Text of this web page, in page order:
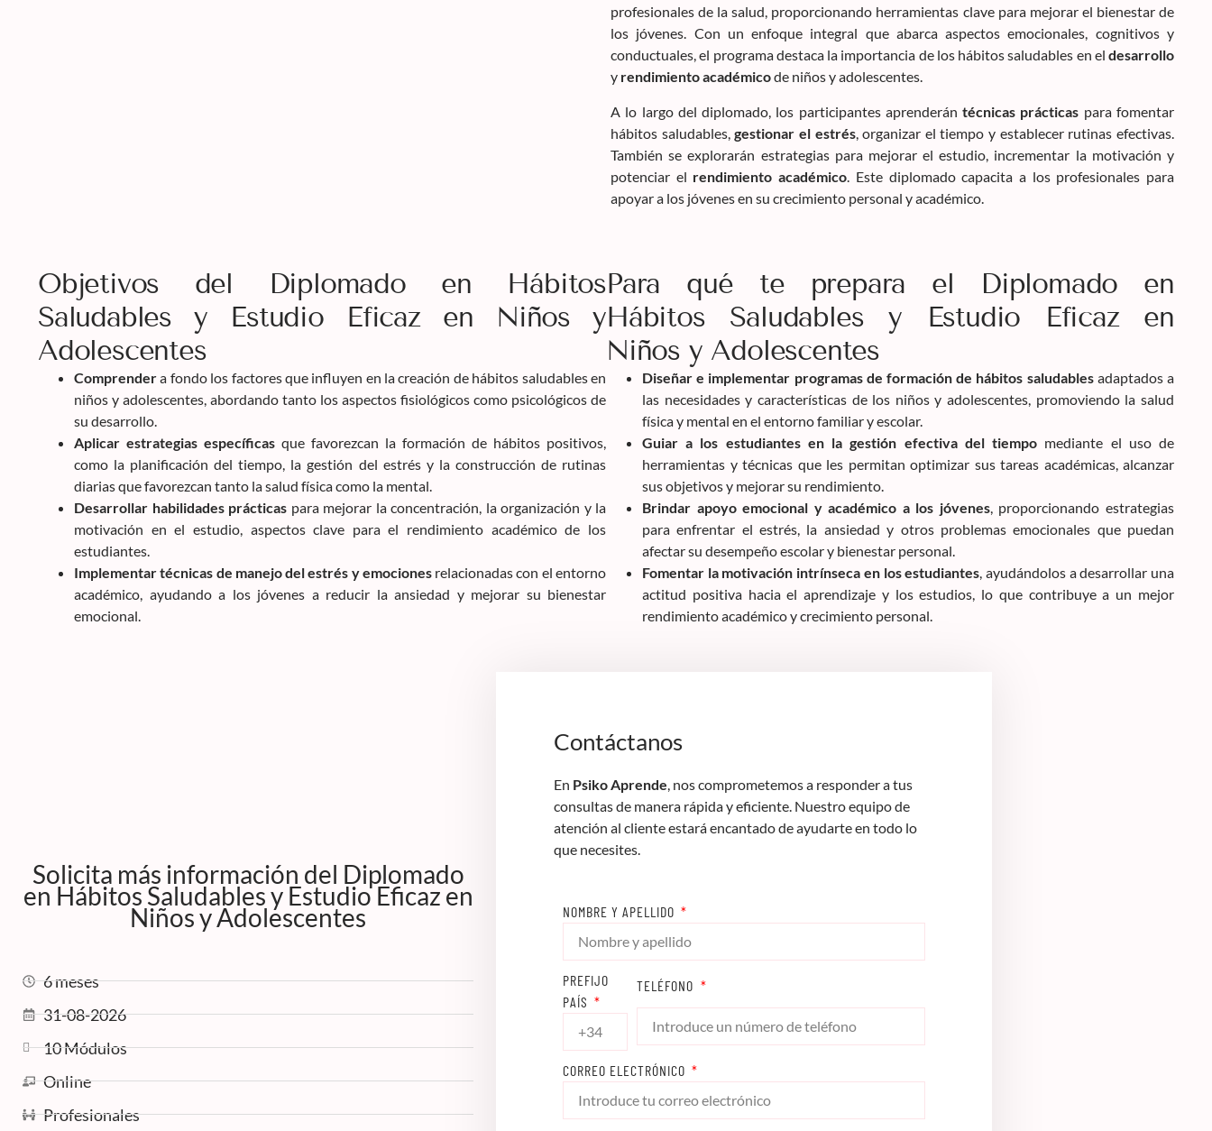
profesionales de la salud, proporcionando herramientas clave para mejorar el bienestar de
los jóvenes. Con un enfoque integral que abarca aspectos emocionales, cognitivos y
conductuales, el programa destaca la importancia de los hábitos saludables en el desarrollo
y rendimiento académicode niños y adolescentes.
A lo largo del diplomado, los participantes aprenderántécnicas prácticas para fomentar
hábitos saludables,gestionar el estrés, organizar el tiempo y establecer rutinas efectivas.
También se explorarán estrategias para mejorar el estudio, incrementar la motivación y
potenciar el rendimiento académico . Este diplomado capacita a los profesionales para
apoyar a los jóvenes en su crecimiento personal y académico.
Objetivos del Diplomado en Hábitos
Saludables y Estudio Eficaz en Niños y
Adolescentes
Comprendera fondo los factores que influyen en la creación de hábitos saludables en
niños y adolescentes, abordando tanto los aspectos fisiológicos como psicológicos de
su desarrollo.
Aplicar estrategias específicas que favorezcan la formación de hábitos positivos,
como la planificación del tiempo, la gestión del estrés y la construcción de rutinas
diarias que favorezcan tanto la salud física como la mental.
Desarrollar habilidades prácticas para mejorar la concentración, la organización y la
motivación en el estudio, aspectos clave para el rendimiento académico de los
estudiantes.
Implementar técnicas de manejo del estrés y emocionesrelacionadas con el entorno
académico, ayudando a los jóvenes a reducir la ansiedad y mejorar su bienestar
emocional.
Para qué te prepara el Diplomado en
Hábitos Saludables y Estudio Eficaz en
Niños y Adolescentes
Diseñar e implementar programas de formación de hábitos saludablesadaptados a
las necesidades y características de los niños y adolescentes, promoviendo la salud
física y mental en el entorno familiar y escolar.
Guiar a los estudiantes en la gestión efectiva del tiempo mediante el uso de
herramientas y técnicas que les permitan optimizar sus tareas académicas, alcanzar
sus objetivos y mejorar su rendimiento.
Brindar apoyo emocional y académico a los jóvenes, proporcionando estrategias
para enfrentar el estrés, la ansiedad y otros problemas emocionales que puedan
afectar su desempeño escolar y bienestar personal.
Fomentar la motivación intrínseca en los estudiantes, ayudándolos a desarrollar una
actitud positiva hacia el aprendizaje y los estudios, lo que contribuye a un mejor
rendimiento académico y crecimiento personal.
Solicita más información del Diplomado
en Hábitos Saludables y Estudio Eficaz en
Niños y Adolescentes
6 meses
31-08-2026
10 Módulos
Online
Profesionales
Contáctanos
En Psiko Aprende, nos comprometemos a responder a tus
consultas de manera rápida y eficiente. Nuestro equipo de
atención al cliente estará encantado de ayudarte en todo lo
que necesites.
NOMBRE Y APELLIDO
PREFIJO
PAÍS
TELÉFONO
CORREO ELECTRÓNICO